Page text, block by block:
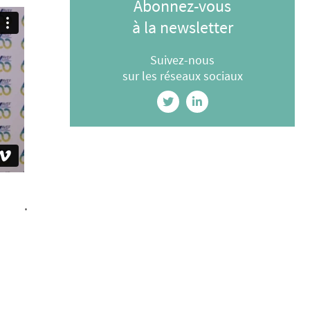
.
Abonnez-vous
à la newsletter
Suivez-nous
sur les réseaux sociaux